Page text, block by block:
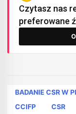
Czytasz nas
preferowane
BADANIE CSR W
CCIFP
CSR